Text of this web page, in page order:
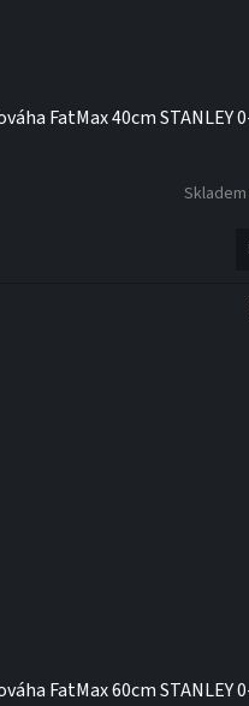
FatMax 40cm STANLEY
FatMax 60cm STANLEY